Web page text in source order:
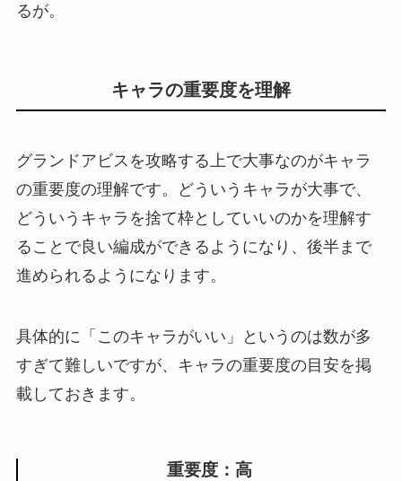
るが。
キャラの重要度を理解
グランドアビスを攻略する上で大事なのがキャラ
の重要度の理解です。どういうキャラが大事で、
どういうキャラを捨て枠としていいのかを理解す
ることで良い編成ができるようになり、後半まで
進められるようになります。
具体的に「このキャラがいい」というのは数が多
すぎて難しいですが、キャラの重要度の目安を掲
載しておきます。
重要度：高